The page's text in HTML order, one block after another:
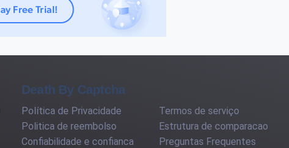
Death By Captcha
Política de Privacidade
Termos de serviço
Politica de reembolso
Estrutura de comparacao
Confiabilidade e confianca
Preguntas Frequentes